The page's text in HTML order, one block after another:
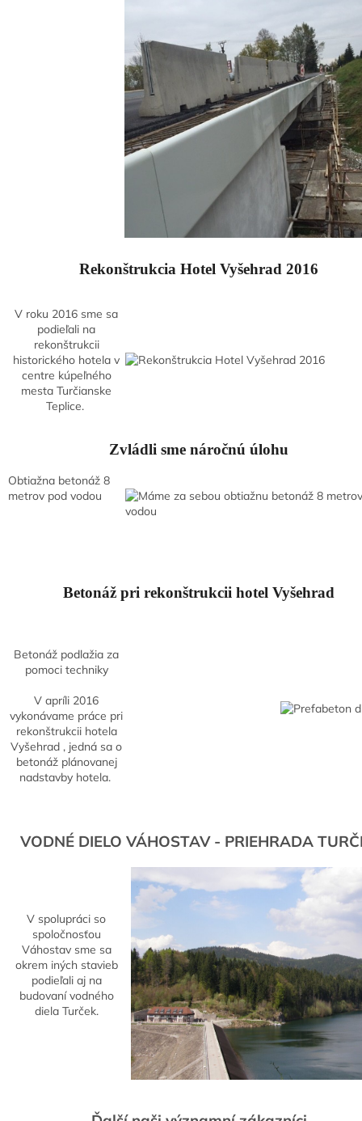
Rekonštrukcia Hotel Vyšehrad 2016
V roku 2016 sme sa
podieľali na
rekonštrukcii
historického hotela v
centre kúpeľného
mesta Turčianske
Teplice.
Zvládli sme náročnú úlohu
Obtiažna betonáž 8
metrov pod vodou
Betonáž pri rekonštrukcii hotel Vyšehrad
Betonáž podlažia za
pomoci techniky
V apríli 2016
vykonávame práce pri
rekonštrukcii hotela
Vyšehrad , jedná sa o
betonáž plánovanej
nadstavby hotela.
VODNÉ DIELO VÁHOSTAV - PRIEHRADA
V spolupráci so
spoločnosťou
Váhostav sme sa
okrem iných stavieb
podieľali aj na
budovaní vodného
diela Turček.